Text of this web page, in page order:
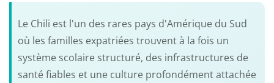
Le Chili est l'un des rares pays d'Amérique du Sud
où les familles expatriées trouvent à la fois un
système scolaire structuré, des infrastructures de
santé fiables et une culture profondément attachée